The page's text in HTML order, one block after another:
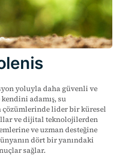
yoluyla daha güvenli ve
adamış, su
çözümlerinde lider bir küresel
ve dijital teknolojilerden
ve uzman desteğine
dört bir yanındaki
sağlar.